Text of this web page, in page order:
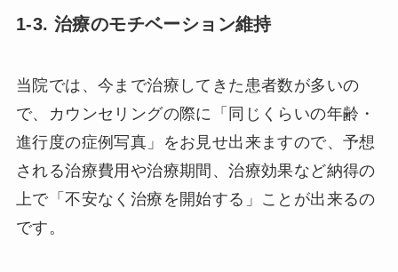
1-3. 治療のモチベーション維持
当院では、今まで治療してきた患者数が多いの
で、カウンセリングの際に「同じくらいの年齢・
進行度の症例写真」をお見せ出来ますので、予想
される治療費用や治療期間、治療効果など納得の
上で「不安なく治療を開始する」ことが出来るの
です。